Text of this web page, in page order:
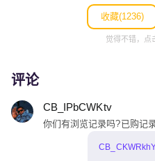
收藏(1236)
觉得不错，点
评论
CB_IPbCWKtv
你们有浏览记录吗?已购记